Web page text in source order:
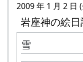
明けましておめ
2009 年 1 月 2 日
岩座神の絵
雪